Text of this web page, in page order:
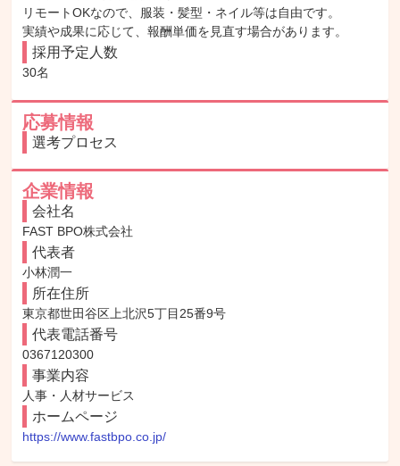
リモートOKなので、服装・髪型・ネイル等は自由です。
実績や成果に応じて、報酬単価を見直す場合があります。
採用予定人数
30名
応募情報
選考プロセス
企業情報
会社名
FAST BPO株式会社
代表者
小林潤一
所在住所
東京都世田谷区上北沢5丁目25番9号
代表電話番号
0367120300
事業内容
人事・人材サービス
ホームページ
https://www.fastbpo.co.jp/